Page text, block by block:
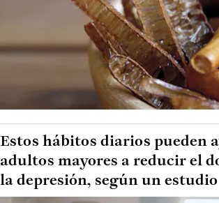
Estos hábitos diarios pueden
adultos mayores a reducir el
la depresión, según un estudio